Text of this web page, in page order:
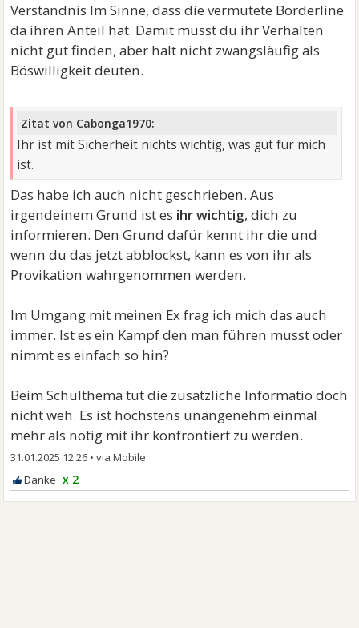
Verständnis Im Sinne, dass die vermutete Borderline
da ihren Anteil hat. Damit musst du ihr Verhalten
nicht gut finden, aber halt nicht zwangsläufig als
Böswilligkeit deuten.
Zitat von Cabonga1970:
Ihr ist mit Sicherheit nichts wichtig, was gut für mich
ist.
Das habe ich auch nicht geschrieben. Aus
irgendeinem Grund ist es ihrwichtig, dich zu
informieren. Den Grund dafür kennt ihr die und
wenn du das jetzt abblockst, kann es von ihr als
Provikation wahrgenommen werden.
Im Umgang mit meinen Ex frag ich mich das auch
immer. Ist es ein Kampf den man führen musst oder
nimmt es einfach so hin?
Beim Schulthema tut die zusätzliche Informatio doch
nicht weh. Es ist höchstens unangenehm einmal
mehr als nötig mit ihr konfrontiert zu werden.
31.01.2025 12:26 •
x 2